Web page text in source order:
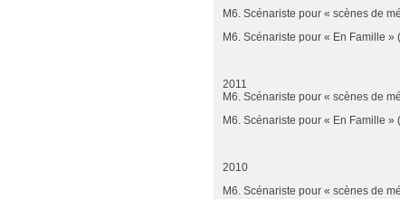
M6. Scénariste pour « scènes de
M6. Scénariste pour « En Famille »
2011
M6. Scénariste pour « scènes de
M6. Scénariste pour « En Famille »
2010
M6. Scénariste pour « scènes de